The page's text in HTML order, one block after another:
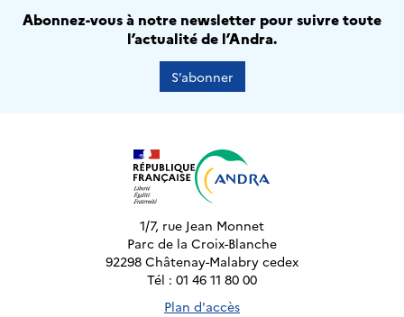
Abonnez-vous à notre newsletter pour suivre toute
l’actualité de l’Andra.
S’abonner
1/7, rue Jean Monnet
Parc de la Croix-Blanche
92298 Châtenay-Malabry cedex
Tél : 01 46 11 80 00
Plan d'accès